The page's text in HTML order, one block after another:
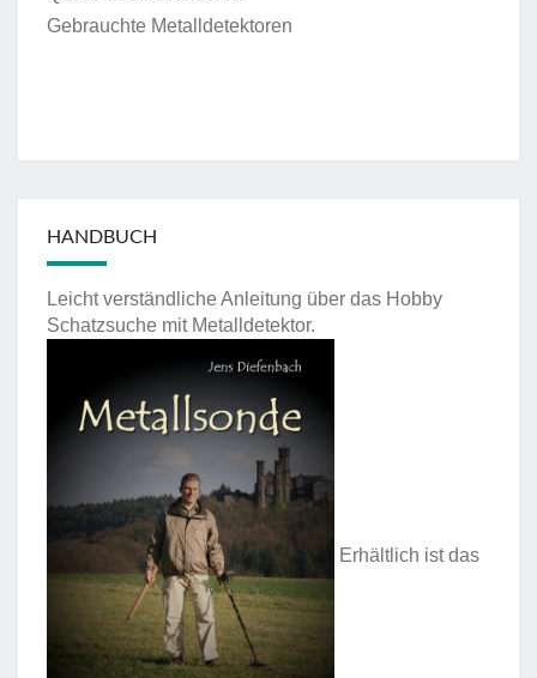
Gebrauchte Metalldetektoren
HANDBUCH
Leicht verständliche Anleitung über das Hobby
Schatzsuche mit Metalldetektor.
Erhältlich ist das